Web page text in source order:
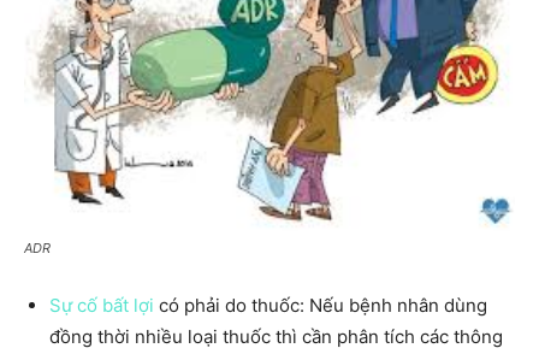
ADR
Sự cố bất lợi có phải do thuốc: Nếu bệnh nhân dùng
đồng thời nhiều loại thuốc thì cần phân tích các thông